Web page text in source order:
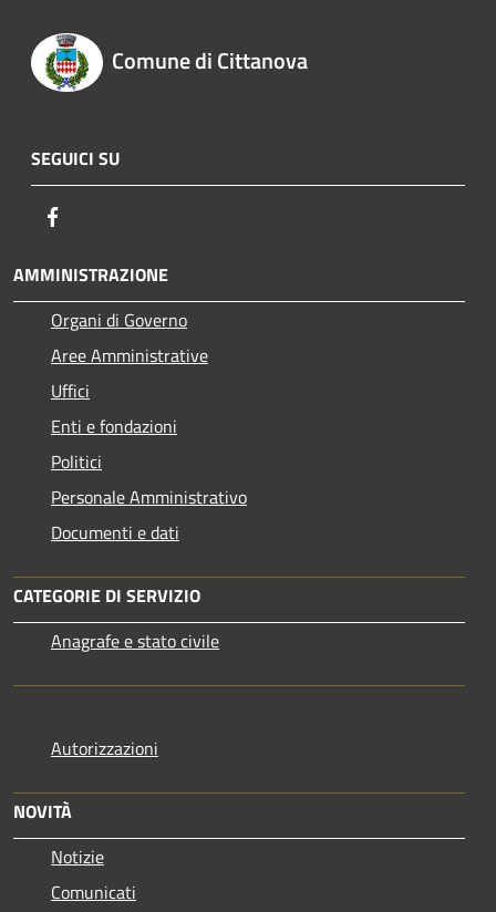
Comune di Cittanova
SEGUICI SU
AMMINISTRAZIONE
Organi di Governo
Aree Amministrative
Uffici
Enti e fondazioni
Politici
Personale Amministrativo
Documenti e dati
CATEGORIE DI SERVIZIO
Anagrafe e stato civile
Autorizzazioni
NOVITÀ
Notizie
Comunicati